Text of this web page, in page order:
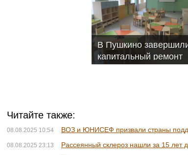
В Пушкино
капитальный ремонт
Читайте также:
08.08.2025 10:54 ВОЗ и ЮНИСЕФ призвали страны
08.08.2025 23:13 Рассеянный склероз нашли за 15 лет